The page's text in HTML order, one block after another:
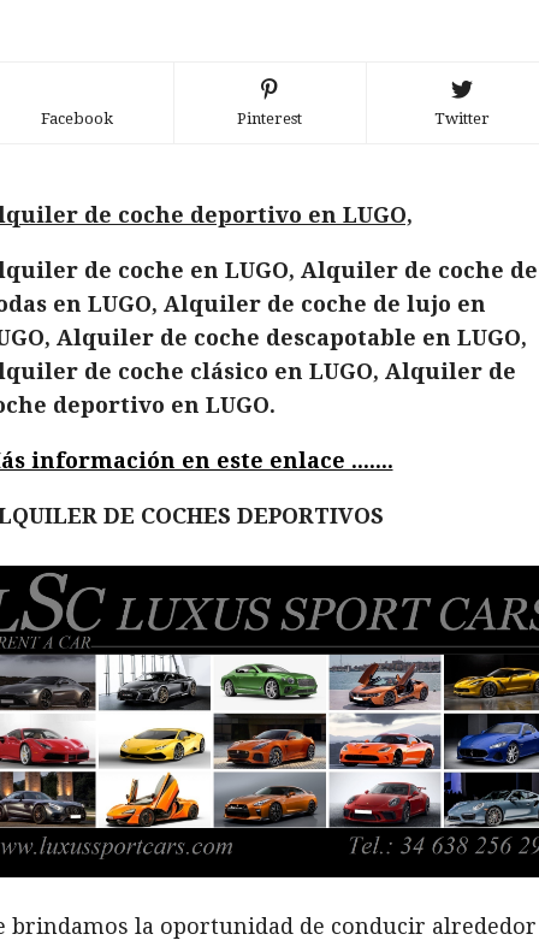
Facebook Pinterest Twitter
de coche deportivo en LUGO,
de coche en LUGO, Alquiler de coche de
en LUGO, Alquiler de coche de lujo en
Alquiler de coche descapotable en LUGO,
de coche clásico en LUGO, Alquiler de
deportivo en LUGO.
información en este enlace .......
DE COCHES DEPORTIVOS
brindamos la oportunidad de conducir alrededor